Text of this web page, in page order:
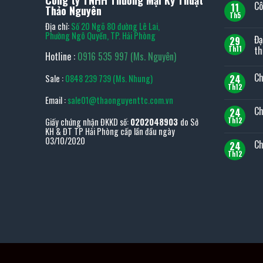
Thảo Nguyên
Địa chỉ:Số 20 Ngõ 80 đường Lê Lai,
Phường Ngô Quyền, TP. Hải Phòng
Hotline : 0916 535 997 (Ms. Nguyên)
Sale :0848 239 739 (Ms. Nhung)
Email :sale01@thaonguyenttc.com.vn
Giấy chứng nhận ĐKKD số:0202048903 do Sở
KH & ĐT TP Hải Phòng cấp lần đầu ngày
03/10/2020
11
Th5
luận
ở
29
Th11
lý
–
Top
24
Th12
luận
bảo
mật
24
Th12
luận
24
Th12